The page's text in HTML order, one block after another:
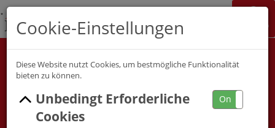
Jobchannel
Job Map
Alle Berufsfelder Alle Berufe
Umkreis
Cookie-Einstellungen
Diese Website nutzt Cookies, um bestmögliche Funktionalität
bieten zu können.
Unbedingt Erforderliche
Cookies
On